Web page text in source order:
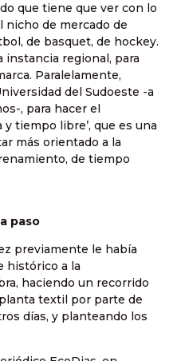
que tiene que ver con lo
de mercado de
de basquet, de hockey.
instancia regional, para
Paralelamente,
del Sudoeste -a
, para hacer el
y tiempo libre’, que es una
más orientado a la
de tiempo
paso
previamente le había
histórico a la
haciendo un recorrido
textil por parte de
días, y planteando los